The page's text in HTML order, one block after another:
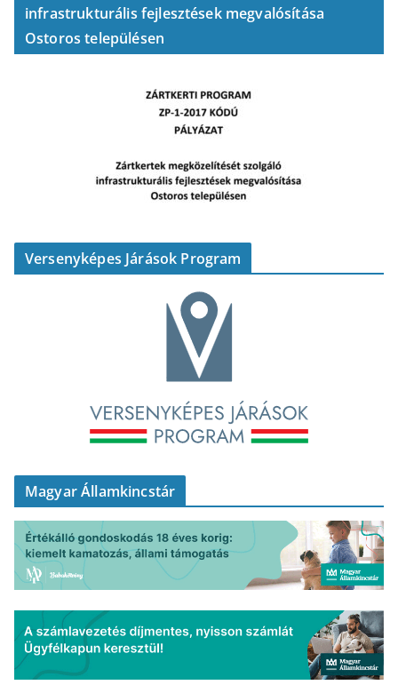
infrastrukturális fejlesztések megvalósítása
Ostoros településen
Versenyképes Járások Program
Magyar Államkincstár